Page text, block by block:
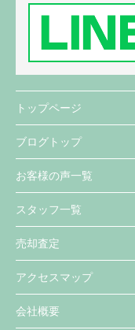
トップページ
ブログトップ
お客様の声一覧
スタッフ一覧
売却査定
アクセスマップ
会社概要